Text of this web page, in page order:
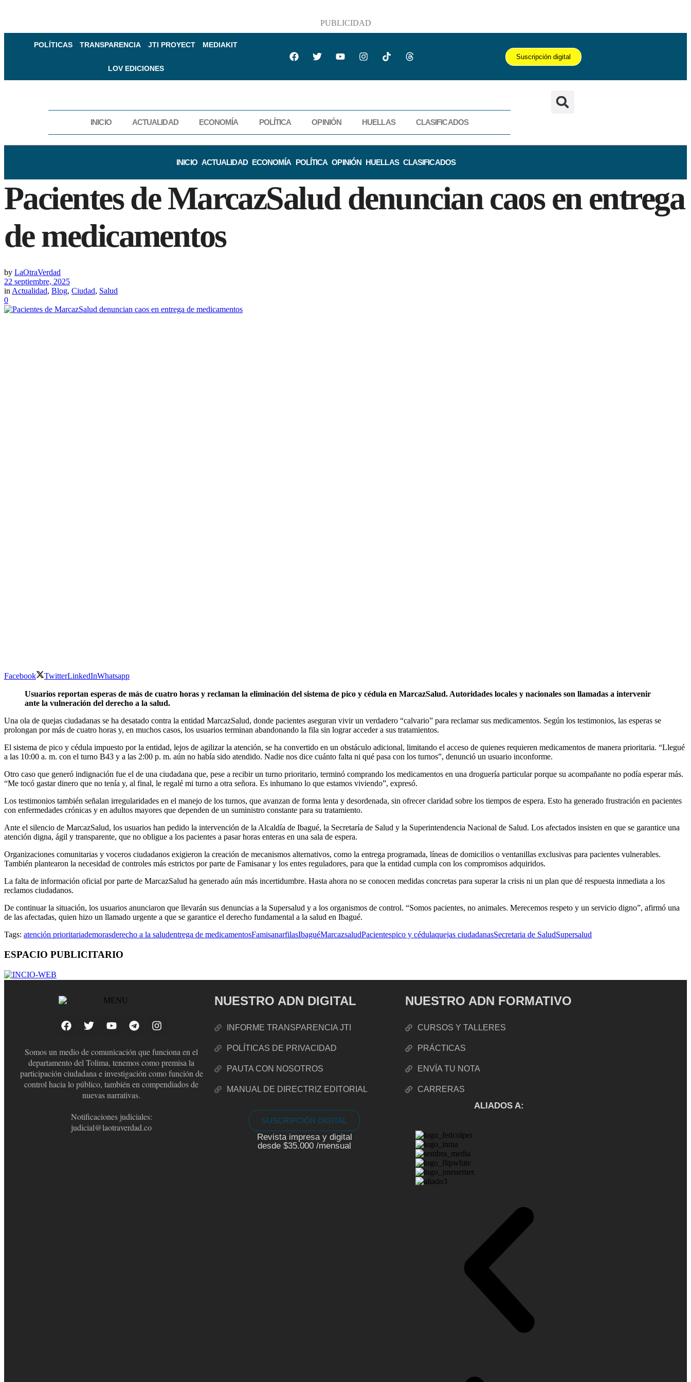
PUBLICIDAD
POLÍTICAS TRANSPARENCIA JTI PROYECT MEDIAKIT
LOV EDICIONES
Suscripción digital
INICIO ACTUALIDAD ECONOMÍA POLÍTICA OPINIÓN HUELLAS CLASIFICADOS
INICIO ACTUALIDAD ECONOMÍA POLÍTICA OPINIÓN HUELLAS CLASIFICADOS
Pacientes de MarcazSalud denuncian caos en entrega
de medicamentos
by LaOtraVerdad
22 septiembre, 2025
in Actualidad, Blog, Ciudad, Salud
0
Facebook TwitterLinkedInWhatsapp
Usuarios reportan esperas de más de cuatro horas y reclaman la eliminación del sistema de pico y cédula en MarcazSalud. Autoridades locales y nacionales son llamadas a intervenir
ante la vulneración del derecho a la salud.
Una ola de quejas ciudadanas se ha desatado contra la entidad MarcazSalud, donde pacientes aseguran vivir un verdadero “calvario” para reclamar sus medicamentos. Según los testimonios, las esperas se
prolongan por más de cuatro horas y, en muchos casos, los usuarios terminan abandonando la fila sin lograr acceder a sus tratamientos.
El sistema de pico y cédula impuesto por la entidad, lejos de agilizar la atención, se ha convertido en un obstáculo adicional, limitando el acceso de quienes requieren medicamentos de manera prioritaria. “Llegué
a las 10:00 a. m. con el turno B43 y a las 2:00 p. m. aún no había sido atendido. Nadie nos dice cuánto falta ni qué pasa con los turnos”, denunció un usuario inconforme.
Otro caso que generó indignación fue el de una ciudadana que, pese a recibir un turno prioritario, terminó comprando los medicamentos en una droguería particular porque su acompañante no podía esperar más.
“Me tocó gastar dinero que no tenía y, al final, le regalé mi turno a otra señora. Es inhumano lo que estamos viviendo”, expresó.
Los testimonios también señalan irregularidades en el manejo de los turnos, que avanzan de forma lenta y desordenada, sin ofrecer claridad sobre los tiempos de espera. Esto ha generado frustración en pacientes
con enfermedades crónicas y en adultos mayores que dependen de un suministro constante para su tratamiento.
Ante el silencio de MarcazSalud, los usuarios han pedido la intervención de la Alcaldía de Ibagué, la Secretaría de Salud y la Superintendencia Nacional de Salud. Los afectados insisten en que se garantice una
atención digna, ágil y transparente, que no obligue a los pacientes a pasar horas enteras en una sala de espera.
Organizaciones comunitarias y voceros ciudadanos exigieron la creación de mecanismos alternativos, como la entrega programada, líneas de domicilios o ventanillas exclusivas para pacientes vulnerables.
También plantearon la necesidad de controles más estrictos por parte de Famisanar y los entes reguladores, para que la entidad cumpla con los compromisos adquiridos.
La falta de información oficial por parte de MarcazSalud ha generado aún más incertidumbre. Hasta ahora no se conocen medidas concretas para superar la crisis ni un plan que dé respuesta inmediata a los
reclamos ciudadanos.
De continuar la situación, los usuarios anunciaron que llevarán sus denuncias a la Supersalud y a los organismos de control. “Somos pacientes, no animales. Merecemos respeto y un servicio digno”, afirmó una
de las afectadas, quien hizo un llamado urgente a que se garantice el derecho fundamental a la salud en Ibagué.
Tags: atención prioritariademorasderecho a la saludentrega de medicamentosFamisanarfilasIbaguéMarcazsaludPacientespico y cédulaquejas ciudadanasSecretaria de SaludSupersalud
ESPACIO PUBLICITARIO
Somos un medio de comunicación que funciona en el
departamento del Tolima, tenemos como premisa la
participación ciudadana e investigación como función de
control hacia lo público, también en compendiados de
nuevas narrativas.
Notificaciones judiciales:
judicial@laotraverdad.co
NUESTRO ADN DIGITAL
INFORME TRANSPARENCIA JTI
POLÍTICAS DE PRIVACIDAD
PAUTA CON NOSOTROS
MANUAL DE DIRECTRIZ EDITORIAL
SUSCRIPCIÓN DIGITAL
Revista impresa y digital
desde $35.000 /mensual
NUESTRO ADN FORMATIVO
CURSOS Y TALLERES
PRÁCTICAS
ENVÍA TU NOTA
CARRERAS
ALIADOS A: